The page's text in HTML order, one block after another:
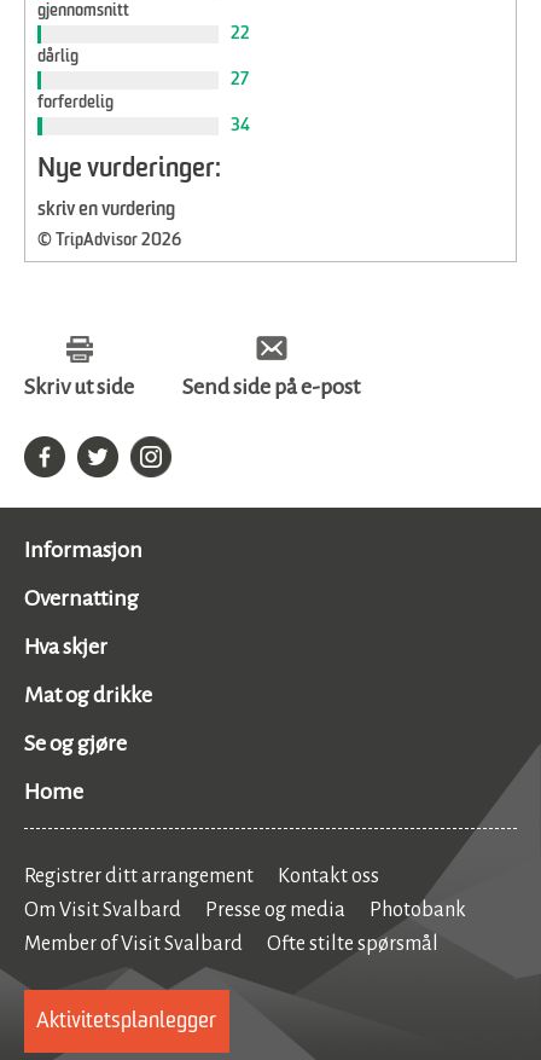
gjennomsnitt
22
dårlig
27
forferdelig
34
Nye vurderinger:
skriv en vurdering
© TripAdvisor 2026
Skriv ut side Send side på e-post
Informasjon
Overnatting
Hva skjer
Mat og drikke
Se og gjøre
Home
Registrer ditt arrangement
Kontakt oss
Om Visit Svalbard
Presse og media
Photobank
Member of Visit Svalbard
Ofte stilte spørsmål
Aktivitetsplanlegger